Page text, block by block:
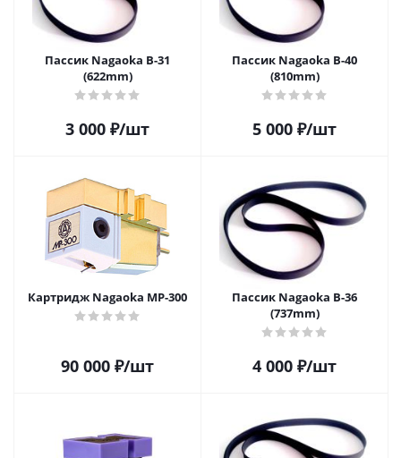
Пассик Nagaoka B-31
(622mm)
3 000 ₽/шт
Пассик Nagaoka B-40
(810mm)
5 000 ₽/шт
Картридж Nagaoka MP-300
90 000 ₽/шт
Пассик Nagaoka B-36
(737mm)
4 000 ₽/шт